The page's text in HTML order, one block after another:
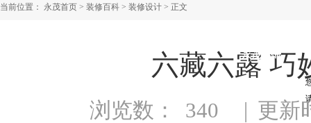
当前位置： 永茂首页 > 装修百科 > 装修设计 > 正文
六藏六露 巧
浏览数： 340 | 更新
永茂装饰